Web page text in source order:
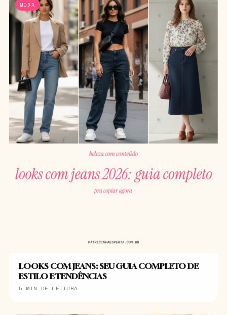
MODA
LOOKS COM JEANS: SEU GUIA COMPLETO DE
ESTILO E TENDÊNCIAS
5 MIN DE LEITURA